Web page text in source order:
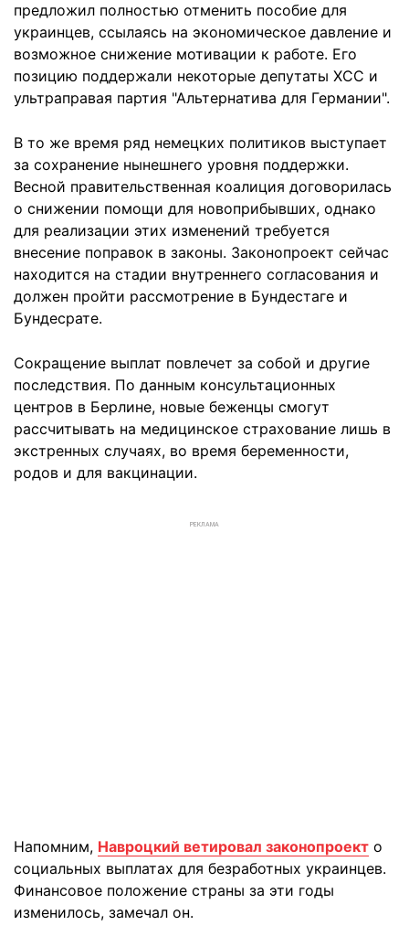
предложил полностью отменить пособие для
украинцев, ссылаясь на экономическое давление и
возможное снижение мотивации к работе. Его
позицию поддержали некоторые депутаты ХСС и
ультраправая партия "Альтернатива для Германии".
В то же время ряд немецких политиков выступает
за сохранение нынешнего уровня поддержки.
Весной правительственная коалиция договорилась
о снижении помощи для новоприбывших, однако
для реализации этих изменений требуется
внесение поправок в законы. Законопроект сейчас
находится на стадии внутреннего согласования и
должен пройти рассмотрение в Бундестаге и
Бундесрате.
Сокращение выплат повлечет за собой и другие
последствия. По данным консультационных
центров в Берлине, новые беженцы смогут
рассчитывать на медицинское страхование лишь в
экстренных случаях, во время беременности,
родов и для вакцинации.
РЕКЛАМА
Напомним, Навроцкий ветировал законопроект о
социальных выплатах для безработных украинцев.
Финансовое положение страны за эти годы
изменилось, замечал он.